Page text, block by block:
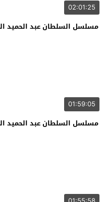
02:01:25
مسلسل السلطان عبد الحميد
01:59:05
مسلسل السلطان عبد الحميد